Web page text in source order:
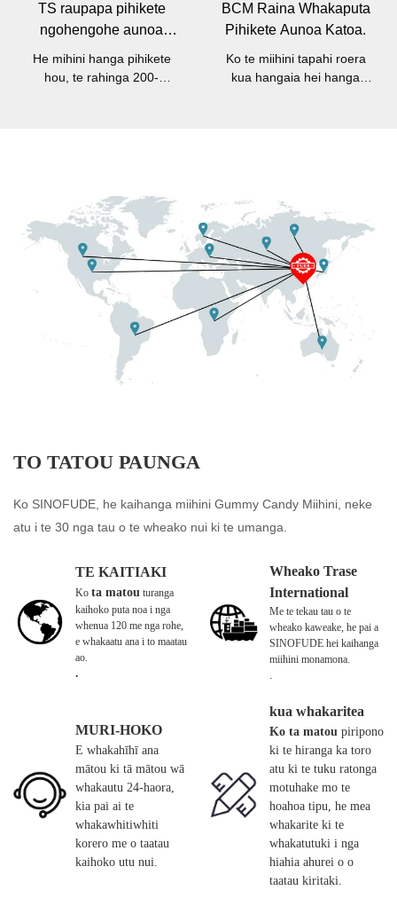
TS raupapa pihikete
ngohengohe aunoa
mīhini hanga
He mihini hanga pihikete
hou, te rahinga 200-
BCM Raina Whakaputa
Pihikete Aunoa Katoa.
Ko te miihini tapahi roera
kua hangaia hei hanga
TO TATOU PAUNGA
Ko SINOFUDE, he kaihanga miihini Gummy Candy Miihini, neke
atu i te 30 nga tau o te wheako nui ki te umanga.
TE KAITIAKI
Ko ta matou turanga
kaihoko puta noa i nga
whenua 120 me nga rohe,
e whakaatu ana i to maatau
ao.
.
Wheako Trase
International
Me te tekau tau o te
wheako kaweake, he pai a
SINOFUDE hei kaihanga
miihini monamona.
MURI-HOKO
E whakahīhī ana
mātou ki tā mātou wā
whakautu 24-haora,
kia pai ai te
whakawhitiwhiti
korero me o taatau
kaihoko utu nui.
kua whakaritea
Ko ta matou piripono
ki te hiranga ka toro
atu ki te tuku ratonga
motuhake mo te
hoahoa tipu, he mea
whakarite ki te
whakatutuki i nga
hiahia ahurei o o
taatau kiritaki.